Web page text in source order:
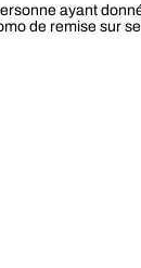
ayant
de remise sur